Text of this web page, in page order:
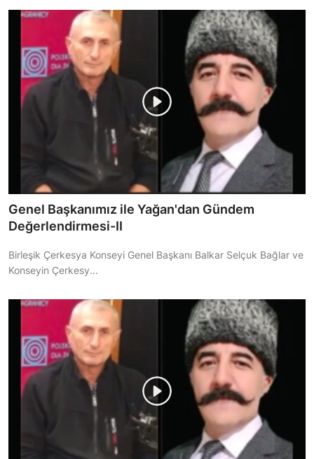
Genel Başkanımız ile Yağan'dan Gündem
Değerlendirmesi-II
Birleşik Çerkesya Konseyi Genel Başkanı Balkar Selçuk Bağlar ve
Konseyin Çerkesy...